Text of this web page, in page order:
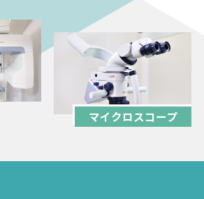
マイクロスコープ